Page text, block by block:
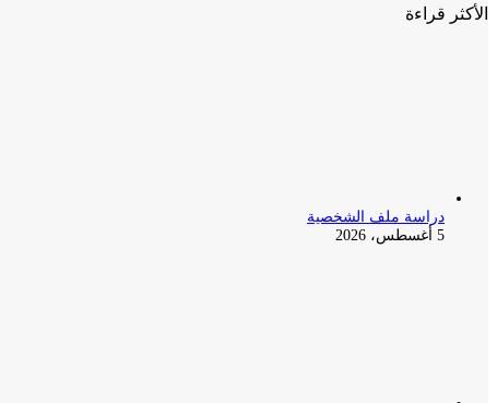
الأكثر قراءة
دراسة ملف الشخصية
5 أغسطس، 2026